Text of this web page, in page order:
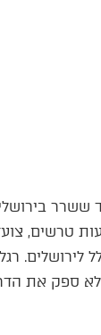
ששרר
טרשים,